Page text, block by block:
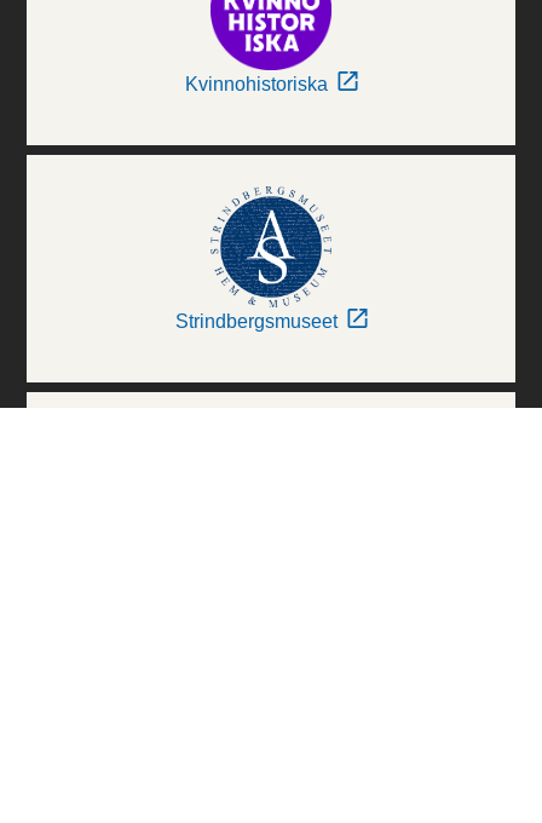
Kvinnohistoriska
Strindbergsmuseet